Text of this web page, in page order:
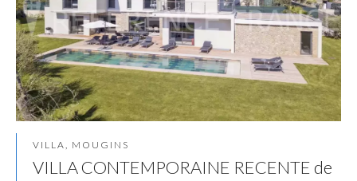
VILLA, MOUGINS
VILLA CONTEMPORAINE RECENTE de